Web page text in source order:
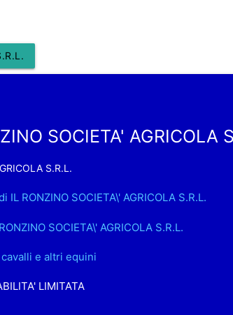
SOCIETA' AGRICOLA
S.R.L.
RONZINO SOCIETA\' AGRICOLA S.R.L.
SOCIETA\' AGRICOLA S.R.L.
e altri equini
LIMITATA